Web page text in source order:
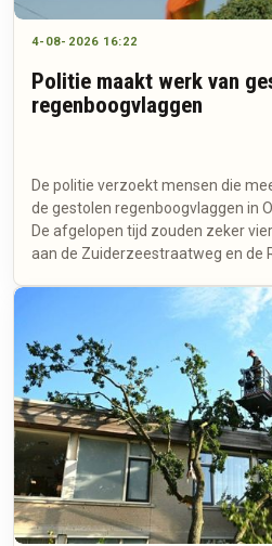
4-08-2026 16:22
Politie maakt werk van
regenboogvlaggen
De politie verzoekt mensen die
de gestolen regenboogvlaggen in
De afgelopen tijd zouden zeker
aan de Zuiderzeestraatweg en de